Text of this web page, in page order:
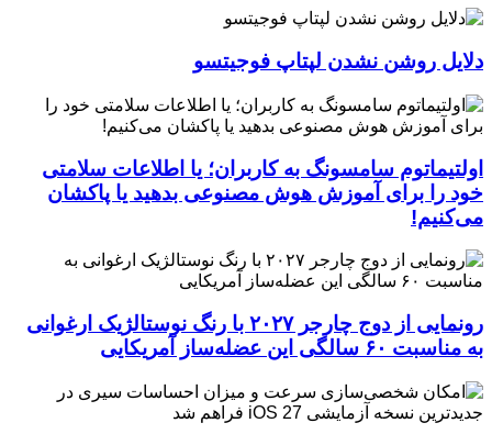
دلایل روشن نشدن لپتاپ فوجیتسو
اولتیماتوم سامسونگ به کاربران؛ یا اطلاعات سلامتی
خود را برای آموزش هوش مصنوعی بدهید یا پاکشان
می‌کنیم!
رونمایی از دوج چارجر ۲۰۲۷ با رنگ نوستالژیک ارغوانی
به مناسبت ۶۰ سالگی این عضله‌ساز آمریکایی